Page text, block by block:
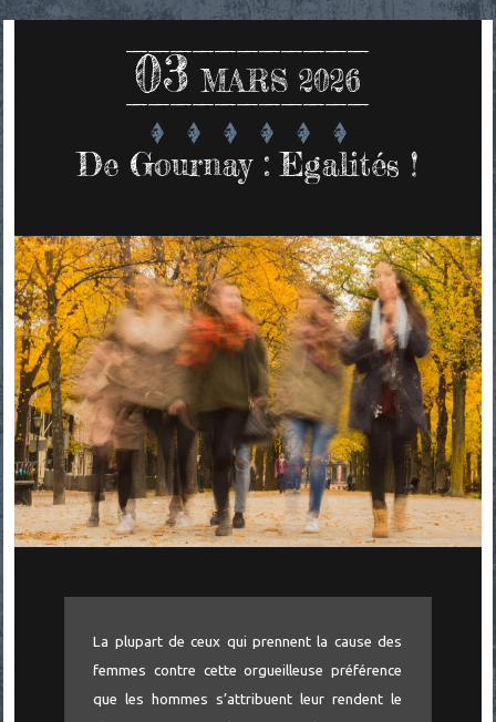
03 MARS 2026
De Gournay : Egalités !
La plupart de ceux qui prennent la cause des
femmes contre cette orgueilleuse préférence
que les hommes s’attribuent leur rendent le